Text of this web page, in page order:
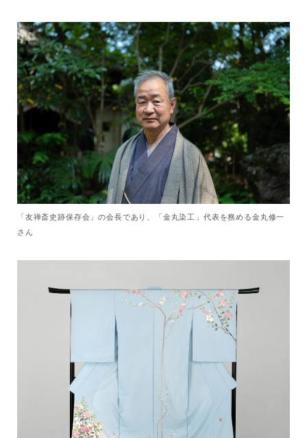
「友禅斎史跡保存会」の会長であり、「金丸染工」代表を務める金丸修一
さん